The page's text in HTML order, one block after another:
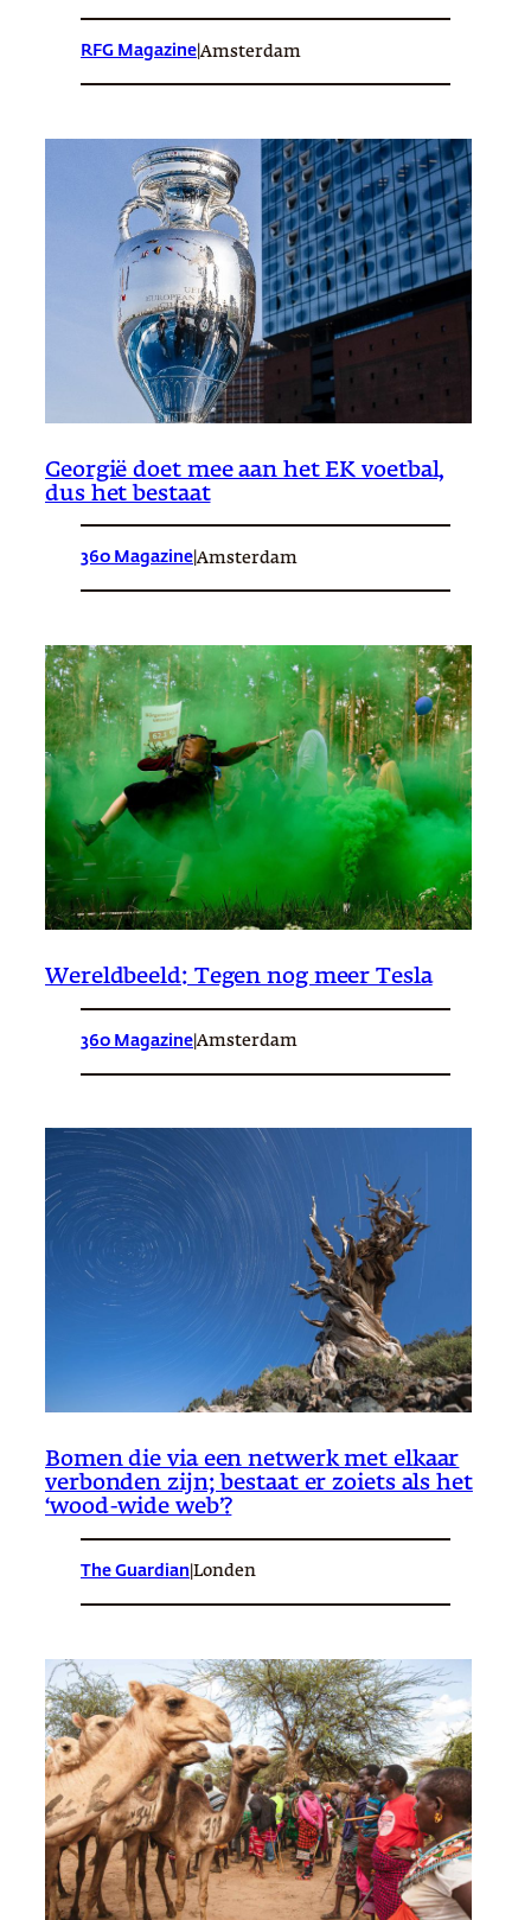
RFG Magazine Amsterdam
Georgië doet mee aan het EK voetbal,
dus het bestaat
360 Magazine Amsterdam
Wereldbeeld: Tegen nog meer Tesla
360 Magazine Amsterdam
Bomen die via een netwerk met elkaar
verbonden zijn; bestaat er zoiets als het
‘wood-wide web’?
The Guardian Londen